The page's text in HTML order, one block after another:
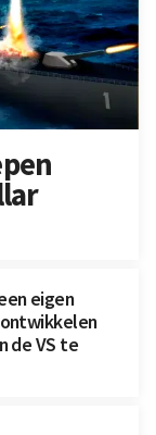
eigen
de VS te